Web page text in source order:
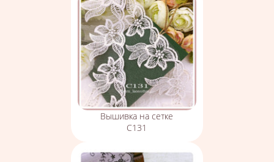
Вышивка на сетке
С131